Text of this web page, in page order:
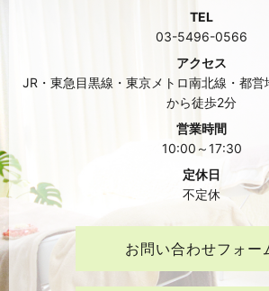
TEL
03-5496-0566
アクセス
JR・東急目黒線・東京メトロ南北線・都
から徒歩2分
営業時間
10:00～17:30
定休日
不定休
お問い合わせフォー